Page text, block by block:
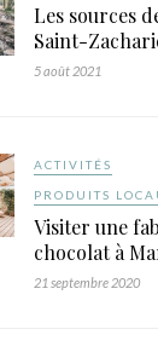
Les sources
Saint-
5 août 2021
ACTIVITÉS
PRODUITS
Visiter une
chocolat à
21 septembre 2020